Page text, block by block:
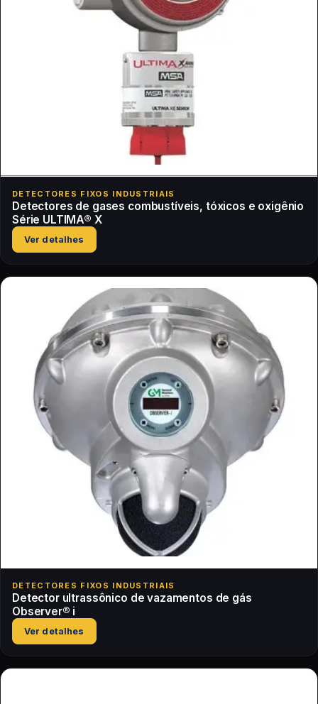
DETECTORES FIXOS INDUSTRIAIS
Detectores de gases combustíveis, tóxicos e oxigênio
Série ULTIMA® X
Ver detalhes
DETECTORES FIXOS INDUSTRIAIS
Detector ultrassônico de vazamentos de gás
Observer® i
Ver detalhes